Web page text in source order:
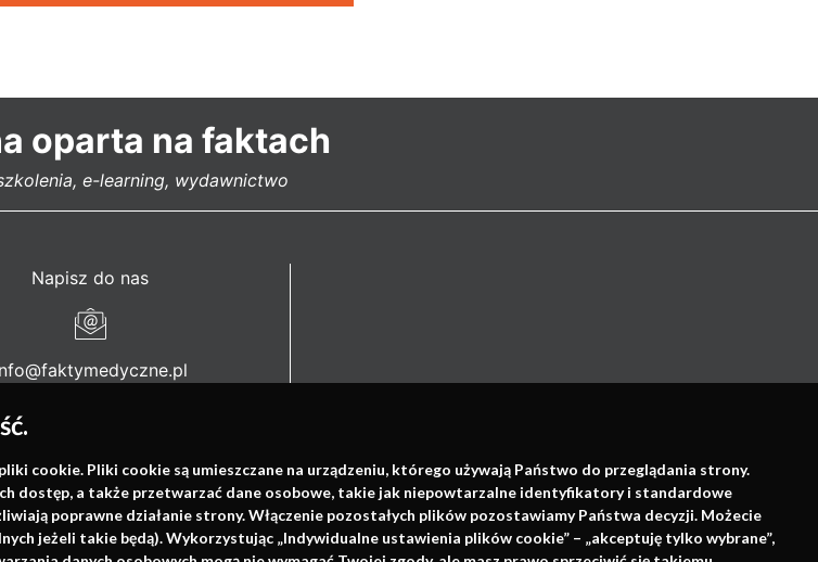
cookie. Pliki cookie są umieszczane na urządzeniu, którego używają Państwo do przeglądania strony.
dostęp, a także przetwarzać dane osobowe, takie jak niepowtarzalne identyfikatory i standardowe
poprawne działanie strony. Włączenie pozostałych plików pozostawiamy Państwa decyzji. Możecie
jeżeli takie będą). Wykorzystując „Indywidualne ustawienia plików cookie” – „akceptuję tylko wybrane”,
oparta na faktach
e-learning, wydawnictwo
Napisz do nas
Redakcja medyczna:
ul. Wolności 338b
41-800 Zabrze